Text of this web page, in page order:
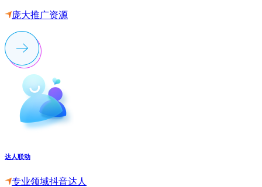
庞大推广资源
达人联动
专业领域抖音达人